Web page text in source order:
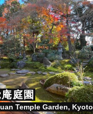
庭園
Temple Garden, Kyoto